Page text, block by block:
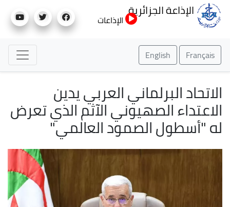
إلى
الإذاعة الجزائرية
الإذاعات
Français
English
الاتحاد البرلماني العربي يدين
الاعتداء الصهيوني الآثم الذي تعرض
له "أسطول الصمود العالمي"